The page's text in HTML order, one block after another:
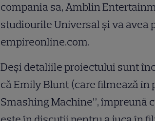
compania sa, Amblin
studiourile Universal și va avea
empireonline.com.
Deși detaliile proiectului sunt
că Emily Blunt (care filmează în
Smashing Machine”, împreună